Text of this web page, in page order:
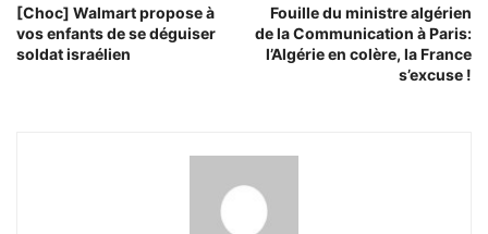
[Choc] Walmart propose à
vos enfants de se déguiser
soldat israélien
Fouille du ministre algérien
de la Communication à Paris:
l’Algérie en colère, la France
s’excuse !